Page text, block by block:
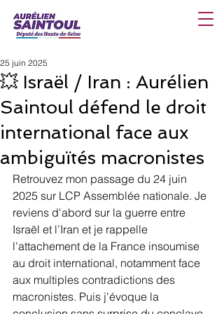
💥 Israël / Iran : Aurélien
Saintoul défend le droit
international face aux
ambiguïtés macronistes
25 juin 2025
Retrouvez mon passage du 24 juin
2025 sur LCP Assemblée nationale. Je
reviens d'abord sur la guerre entre
Israël et l’Iran et je rappelle
l'attachement de la France insoumise
au droit international, notamment face
aux multiples contradictions des
macronistes. Puis j'évoque la